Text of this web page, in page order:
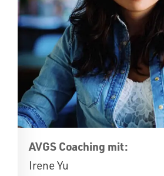
AVGS Coaching mit:
Irene Yu